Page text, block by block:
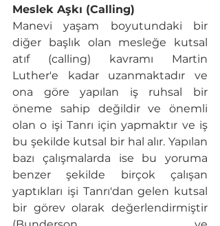
Meslek Aşkı (Calling)
Manevi yaşam boyutundaki bir
diğer başlık olan mesleğe kutsal
atıf (calling) kavramı Martin
Luther'e kadar uzanmaktadır ve
ona göre yapılan iş ruhsal bir
öneme sahip değildir ve önemli
olan o işi Tanrı için yapmaktır ve iş
bu şekilde kutsal bir hal alır. Yapılan
bazı çalışmalarda ise bu yoruma
benzer şekilde birçok çalışan
yaptıkları işi Tanrı'dan gelen kutsal
bir görev olarak değerlendirmiştir